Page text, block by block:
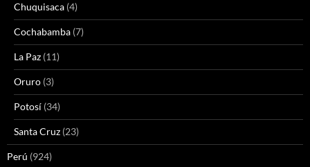
Chuquisaca (4)
Cochabamba (7)
La Paz (11)
Oruro (3)
Potosí (34)
Santa Cruz (23)
Perú (924)